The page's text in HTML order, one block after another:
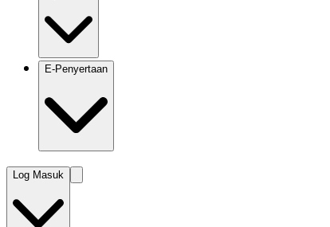
E-Penyertaan
Log Masuk